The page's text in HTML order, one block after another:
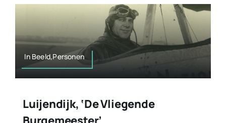
In Beeld,Personen
Luijendijk, ‘de Vliegende